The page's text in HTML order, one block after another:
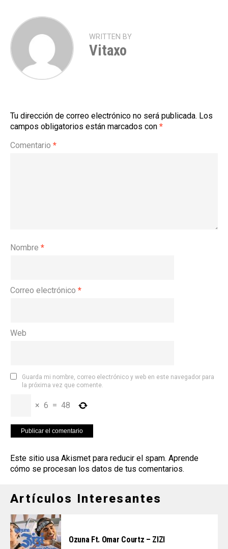
WRITTEN BY
Vitaxo
Tu dirección de correo electrónico no será publicada. Los
campos obligatorios están marcados con *
Comentario *
Nombre *
Correo electrónico *
Web
Guarda mi nombre, correo electrónico y web en este navegador para
la próxima vez que comente.
× 6 = 48
Este sitio usa Akismet para reducir el spam. Aprende
cómo se procesan los datos de tus comentarios.
Artículos Interesantes
Ozuna Ft. Omar Courtz – ZIZI